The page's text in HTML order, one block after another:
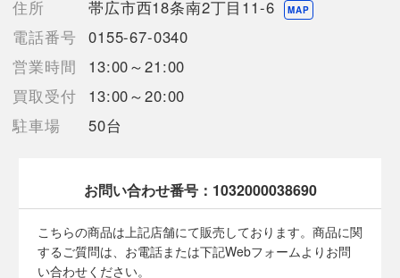
【備考/コメント】
カードの端やカドに白欠けや痛みがございます。
状態に関しましては画像よりご確認下さいませ。
画像・記載のない箇所に、見落としによるキズ等がある場合がご
ざいますのでご留意ください。
ますが、実際の商品と比較し色味に若干の誤差が生じる場合があ
りますこと予めご了承ください。
発送の際はスリーブとカードローダーをお付けした上で緩衝材で
保護して発送いたします。
住所 帯広市西18条南2丁目11-6 MAP
電話番号 0155-67-0340
営業時間
13:00～21:00
買取受付
13:00～20:00
駐車場
50台
お問い合わせ番号： 1032000038690
こちらの商品は上記店舗にて販売しております。商品に関
するご質問は、お電話または下記Webフォームよりお問
い合わせください。